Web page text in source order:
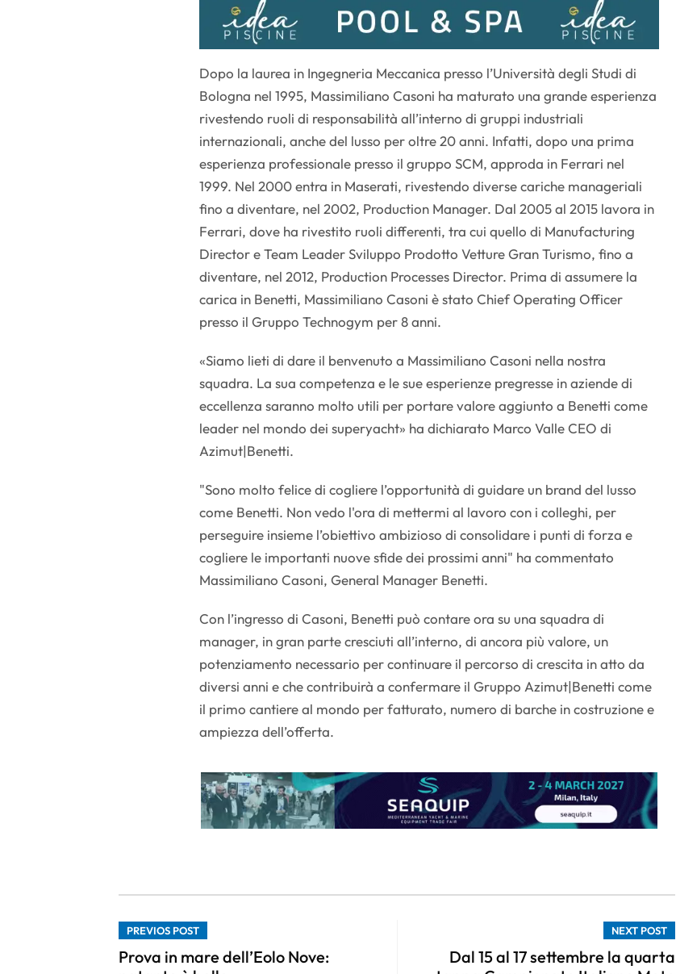
Dopo la laurea in Ingegneria Meccanica presso l’Università degli Studi di
Bologna nel 1995, Massimiliano Casoni ha maturato una grande esperienza
rivestendo ruoli di responsabilità all’interno di gruppi industriali
internazionali, anche del lusso per oltre 20 anni. Infatti, dopo una prima
esperienza professionale presso il gruppo SCM, approda in Ferrari nel
1999. Nel 2000 entra in Maserati, rivestendo diverse cariche manageriali
fino a diventare, nel 2002, Production Manager. Dal 2005 al 2015 lavora in
Ferrari, dove ha rivestito ruoli differenti, tra cui quello di Manufacturing
Director e Team Leader Sviluppo Prodotto Vetture Gran Turismo, fino a
diventare, nel 2012, Production Processes Director. Prima di assumere la
carica in Benetti, Massimiliano Casoni è stato Chief Operating Officer
presso il Gruppo Technogym per 8 anni.
«Siamo lieti di dare il benvenuto a Massimiliano Casoni nella nostra
squadra. La sua competenza e le sue esperienze pregresse in aziende di
eccellenza saranno molto utili per portare valore aggiunto a Benetti come
leader nel mondo dei superyacht» ha dichiarato Marco Valle CEO di
Azimut|Benetti.
"Sono molto felice di cogliere l’opportunità di guidare un brand del lusso
come Benetti. Non vedo l'ora di mettermi al lavoro con i colleghi, per
perseguire insieme l’obiettivo ambizioso di consolidare i punti di forza e
cogliere le importanti nuove sfide dei prossimi anni" ha commentato
Massimiliano Casoni, General Manager Benetti.
Con l’ingresso di Casoni, Benetti può contare ora su una squadra di
manager, in gran parte cresciuti all’interno, di ancora più valore, un
potenziamento necessario per continuare il percorso di crescita in atto da
diversi anni e che contribuirà a confermare il Gruppo Azimut|Benetti come
il primo cantiere al mondo per fatturato, numero di barche in costruzione e
ampiezza dell’offerta.
PREVIOS POST
Prova in mare dell’Eolo Nove:
NEXT POST
Dal 15 al 17 settembre la quarta